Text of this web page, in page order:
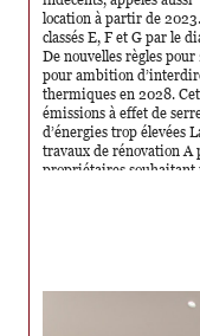
location à partir de
classés E, F et G par le
De nouvelles règles
pour ambition
thermiques en 2028.
émissions à effet de
d’énergies trop élevées
travaux de rénovation A
propriétaires souhaitant
s’assurer de sa
consommation
signés avant le 1er